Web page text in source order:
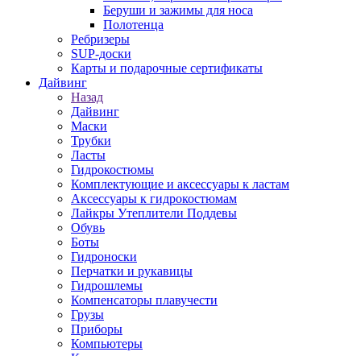
Беруши и зажимы для носа
Полотенца
Ребризеры
SUP-доски
Карты и подарочные сертификаты
Дайвинг
Назад
Дайвинг
Маски
Трубки
Ласты
Гидрокостюмы
Комплектующие и аксессуары к ластам
Аксессуары к гидрокостюмам
Лайкры Утеплители Поддевы
Обувь
Боты
Гидроноски
Перчатки и рукавицы
Гидрошлемы
Компенсаторы плавучести
Грузы
Приборы
Компьютеры